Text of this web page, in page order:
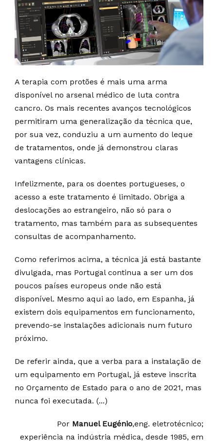
A terapia com protões é mais uma arma
disponível no arsenal médico de luta contra
cancro. Os mais recentes avanços tecnológicos
permitiram uma generalização da técnica que,
por sua vez, conduziu a um aumento do leque
de tratamentos, onde já demonstrou claras
vantagens clínicas.
Infelizmente, para os doentes portugueses, o
acesso a este tratamento é limitado. Obriga a
deslocações ao estrangeiro, não só para o
tratamento, mas também para as subsequentes
consultas de acompanhamento.
Como referimos acima, a técnica já está bastante
divulgada, mas Portugal continua a ser um dos
poucos países europeus onde não está
disponível. Mesmo aqui ao lado, em Espanha, já
existem dois equipamentos em funcionamento,
prevendo-se instalações adicionais num futuro
próximo.
De referir ainda, que a verba para a instalação de
um equipamento em Portugal, já esteve inscrita
no Orçamento de Estado para o ano de 2021, mas
nunca foi executada. (...)
Por Manuel Eugénio,eng. eletrotécnico;
experiência na indústria médica, desde 1985, em